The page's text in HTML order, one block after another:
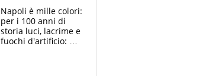
bigliettini
Napoli è mille colori:
per i 100 anni di
storia luci, lacrime e
fuochi d'artificio: De